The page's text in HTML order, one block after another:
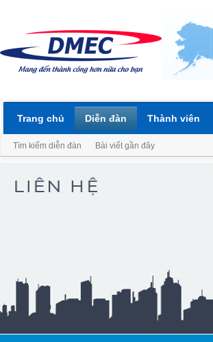
Trang chủ Diễn đàn
Tìm kiếm diễn đàn Bài viết gần đây
Thành viên